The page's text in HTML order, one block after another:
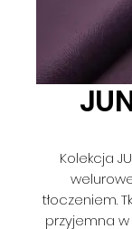
Kolekcja
tłoczeniem.
przyjemna